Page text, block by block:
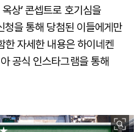
상’ 콘셉트로 호기심을
청을 통해 당첨된 이들에게만
한 자세한 내용은 하이네켄
공식 인스타그램을 통해